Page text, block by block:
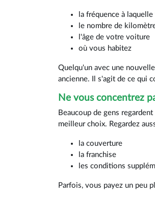
la fréquence à
le nombre de
l'âge de votre voiture
où vous habitez
Quelqu'un avec une
ancienne. Il s'agit de ce qui
Ne vous concentrez
Beaucoup de gens
meilleur choix. Regardez
la couverture
la franchise
les conditions
Parfois, vous payez un peu